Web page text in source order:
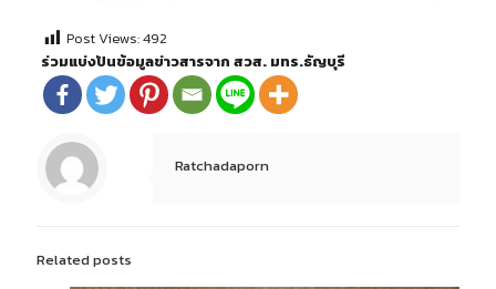
Post Views:492
ร่วมแบ่งปันข้อมูลข่าวสารจาก สวส. มทร.ธัญบุรี
Ratchadaporn
Related posts